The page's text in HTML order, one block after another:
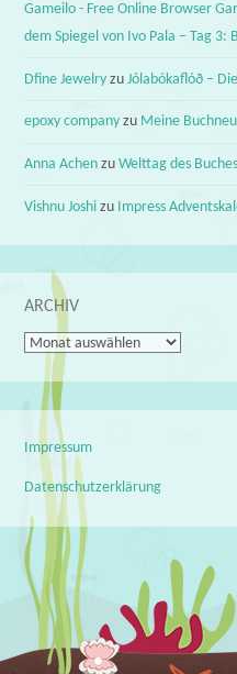
Gameilo - Free Online Browser
dem Spiegel von Ivo Pala – Tag 3:
Dfine Jewelry zuJólabókaflóð –
epoxy company zu Meine
Anna Achen zuWelttag des
Vishnu Joshi zu Impress
ARCHIV
Archiv
Impressum
Datenschutzerklärung